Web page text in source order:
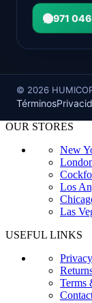
971
© 2026
Términos
OUR STORES
New
Los
Las
USEFUL LINKS
Terms